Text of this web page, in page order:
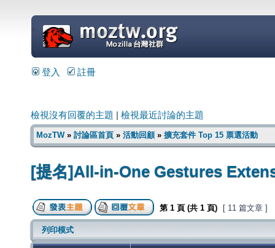
=
登入 註冊
檢視沒有回覆的主題 檢視最近討論的主題
MozTW» 討論區首頁 » 活動回顧» 擴充套件 Top 15 票選活動
[提名]All-in-One Gestures
第 1 頁 (共 1 頁) [ 11 篇文章 ]
列印模式